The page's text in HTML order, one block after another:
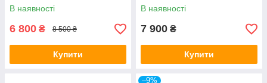
В наявності
6 800 ₴ 8 500 ₴
Купити
В наявності
7 900 ₴
Купити
–9%